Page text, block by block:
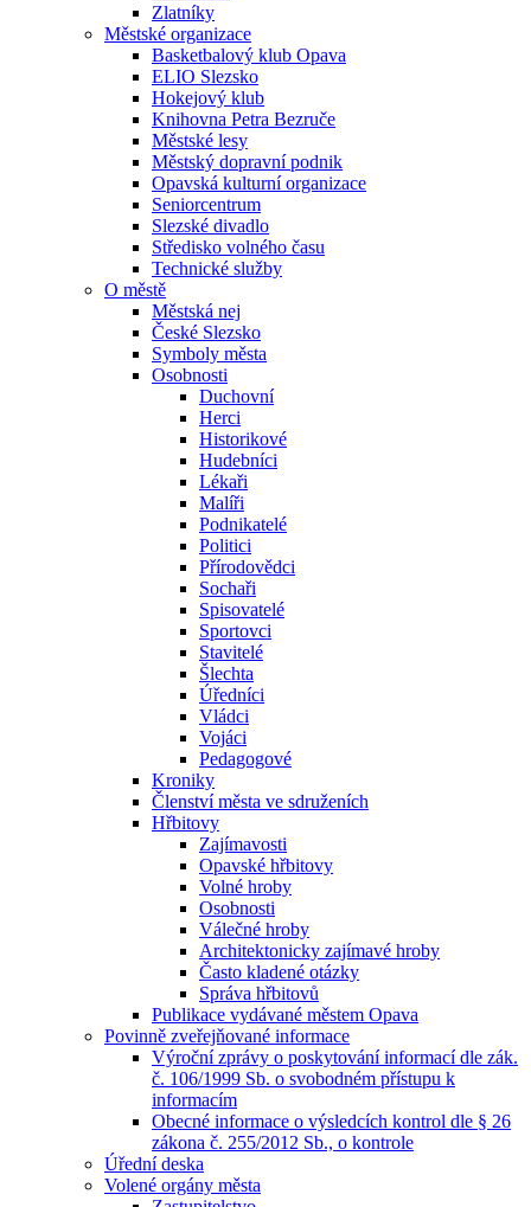
Zlatníky
Městské organizace
Basketbalový klub Opava
ELIO Slezsko
Hokejový klub
Knihovna Petra Bezruče
Městské lesy
Městský dopravní podnik
Opavská kulturní organizace
Seniorcentrum
Slezské divadlo
Středisko volného času
Technické služby
O městě
Městská nej
České Slezsko
Symboly města
Osobnosti
Duchovní
Herci
Historikové
Hudebníci
Lékaři
Malíři
Podnikatelé
Politici
Přírodovědci
Sochaři
Spisovatelé
Sportovci
Stavitelé
Šlechta
Úředníci
Vládci
Vojáci
Pedagogové
Kroniky
Členství města ve sdruženích
Hřbitovy
Zajímavosti
Opavské hřbitovy
Volné hroby
Osobnosti
Válečné hroby
Architektonicky zajímavé hroby
Často kladené otázky
Správa hřbitovů
Publikace vydávané městem Opava
Povinně zveřejňované informace
Výroční zprávy o poskytování informací dle zák.
č. 106/1999 Sb. o svobodném přístupu k
informacím
Obecné informace o výsledcích kontrol dle § 26
zákona č. 255/2012 Sb., o kontrole
Úřední deska
Volené orgány města